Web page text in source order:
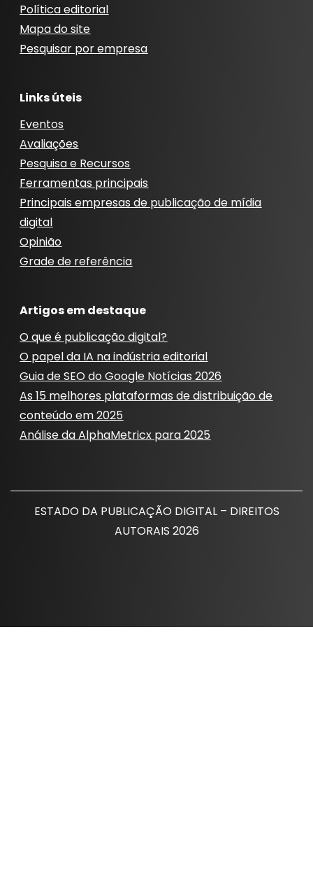
Política editorial
Mapa do site
Pesquisar por empresa
Links úteis
Eventos
Avaliações
Pesquisa e Recursos
Ferramentas principais
Principais empresas de publicação de mídia
digital
Opinião
Grade de referência
Artigos em destaque
O que é publicação digital?
O papel da IA ​​na indústria editorial
Guia de SEO do Google Notícias 2026
As 15 melhores plataformas de distribuição de
conteúdo em 2025
Análise da AlphaMetricx para 2025
ESTADO DA PUBLICAÇÃO DIGITAL – DIREITOS
AUTORAIS 2026